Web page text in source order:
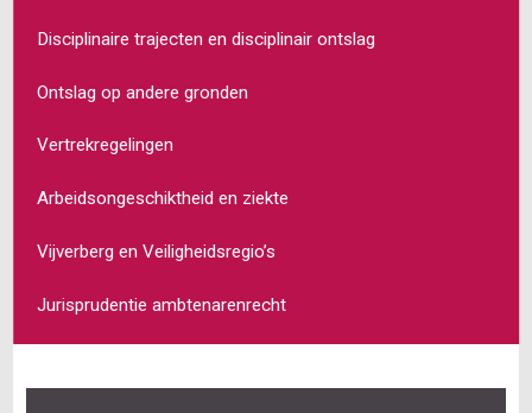
Disciplinaire trajecten en disciplinair ontslag
Ontslag op andere gronden
Vertrekregelingen
Arbeidsongeschiktheid en ziekte
Vijverberg en Veiligheidsregio’s
Jurisprudentie ambtenarenrecht